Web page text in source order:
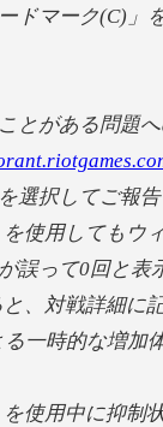
マーク(C)」
とがある問題
を選択してご報告
使用してもウ
って0回と表
、対戦詳細に
一時的な増加
使用中に抑制